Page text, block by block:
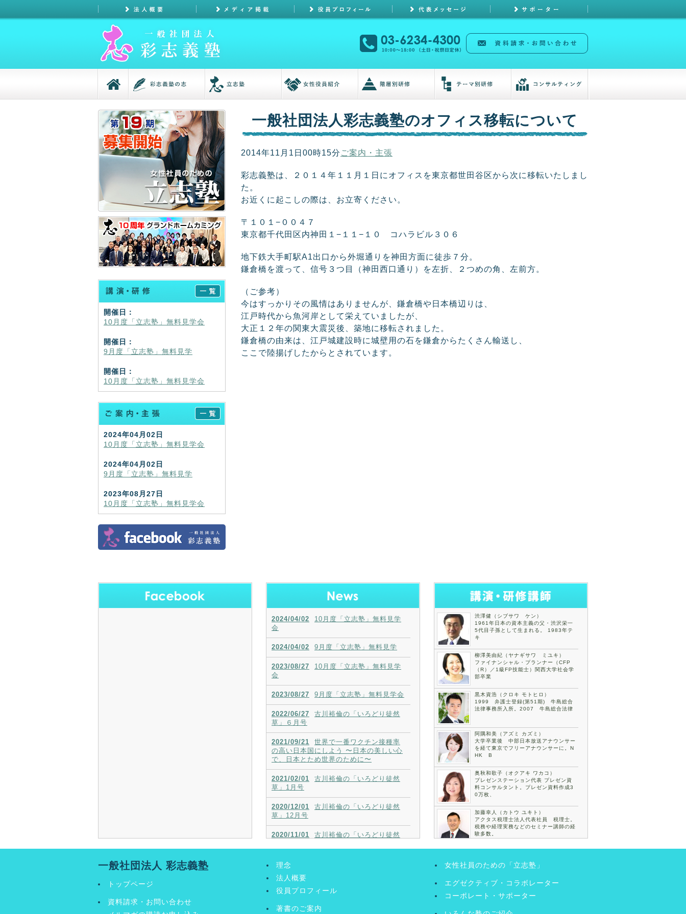
一般社団法人彩志義塾のオフィス移転について
2014年11月1日00時15分 ご案内・主張
彩志義塾は、２０１４年１１月１日にオフィスを東京都世田谷区から次に移転いたしまし
た。
お近くに起こしの際は、お立寄ください。
〒１０１−００４７
東京都千代田区内神田１−１１−１０ コハラビル３０６
地下鉄大手町駅A1出口から外堀通りを神田方面に徒歩７分。
鎌倉橋を渡って、信号３つ目（神田西口通り）を左折、２つめの角、左前方。
（ご参考）
今はすっかりその風情はありませんが、鎌倉橋や日本橋辺りは、
江戸時代から魚河岸として栄えていましたが、
大正１２年の関東大震災後、築地に移転されました。
鎌倉橋の由来は、江戸城建設時に城壁用の石を鎌倉からたくさん輸送し、
ここで陸揚げしたからとされています。
開催日：
10月度「立志塾」無料見学会
開催日：
9月度「立志塾」無料見学
開催日：
10月度「立志塾」無料見学会
2024年04月02日
10月度「立志塾」無料見学会
2024年04月02日
9月度「立志塾」無料見学
2023年08月27日
10月度「立志塾」無料見学会
2024/04/02
10月度「立志塾」無料見学
会
2024/04/02 9月度「立志塾」無料見学
2023/08/27
10月度「立志塾」無料見学
会
2023/08/27 9月度「立志塾」無料見学会
2022/06/27
古川裕倫の「いろどり徒然
草」６月号
2021/09/21
世界で一番ワクチン接種率
の高い日本国にしよう 〜日本の美しい心
で、日本とため世界のために〜
2021/02/01
古川裕倫の「いろどり徒然
草」1月号
2020/12/01
古川裕倫の「いろどり徒然
草」12月号
2020/11/01
古川裕倫の「いろどり徒然
2020/10/01
草」10月号
渋澤健（シブサワ ケン）
1961年日本の資本主義の父・渋沢栄一
5代目子孫として生まれる。 1983年テ
キ
柳澤美由紀（ヤナギサワ ミユキ）
ファイナンシャル・プランナー（CFP
（R）／1級FP技能士）関西大学社会学
部卒業
黒木資浩（クロキ モトヒロ）
1999 弁護士登録(第51期) 牛島総合
法律事務所入所。2007 牛島総合法律
阿隅和美（アズミ カズミ）
大学卒業後 中部日本放送アナウンサー
を経て東京でフリーアナウンサーに。N
HK B
奥秋和歌子（オクアキ ワカコ）
プレゼンステーション代表 プレゼン資
料コンサルタント。プレゼン資料作成3
0万枚、
加藤幸人（カトウ ユキト）
アクタス税理士法人代表社員 税理士。
税務や経理実務などのセミナー講師の経
験多数。
ビジネス塾名誉塾長。株式会社多久案代
株式会社Willコミュニケーション 代表
入庁
一般社団法人 彩志義塾
トップページ
資料請求・お問い合わせ
理念
法人概要
役員プロフィール
著書のご案内
女性社員のための「立志塾」
エグゼクティブ・コラボレーター
コーポレート・サポーター